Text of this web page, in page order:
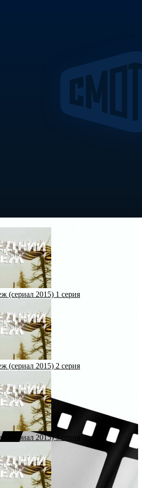
(сериал 2015) 1 серия
(сериал 2015) 2 серия
(сериал 2015) 3 серия